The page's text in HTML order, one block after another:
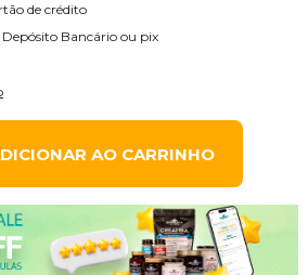
de crédito
Bancário ou pix
AO CARRINHO